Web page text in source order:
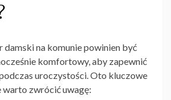
damski na komuniepowinien być
komfortowy, aby zapewnić
uroczystości. Oto kluczowe
warto zwrócić uwagę: